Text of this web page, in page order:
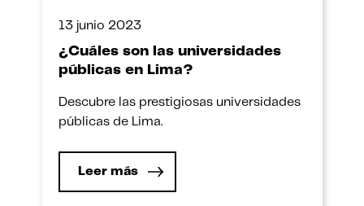
13 junio 2023
¿Cuáles son las universidades
públicas en Lima?
Descubre las prestigiosas universidades
públicas de Lima.
Leer más